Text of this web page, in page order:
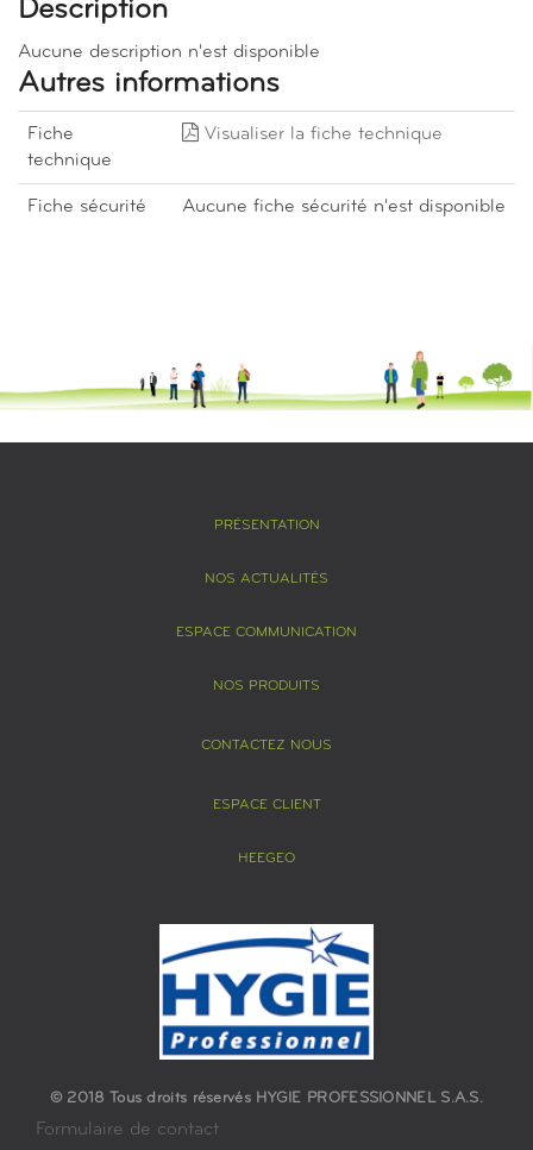
Description
Aucune description n'est disponible
Autres informations
Fiche
technique
Visualiser la fiche technique
Fiche sécurité Aucune fiche sécurité n'est disponible
PRÉSENTATION
NOS ACTUALITÉS
ESPACE COMMUNICATION
NOS PRODUITS
CONTACTEZ NOUS
ESPACE CLIENT
HEEGEO
© 2018 Tous droits réservés HYGIE PROFESSIONNEL S.A.S.
Formulaire de contact